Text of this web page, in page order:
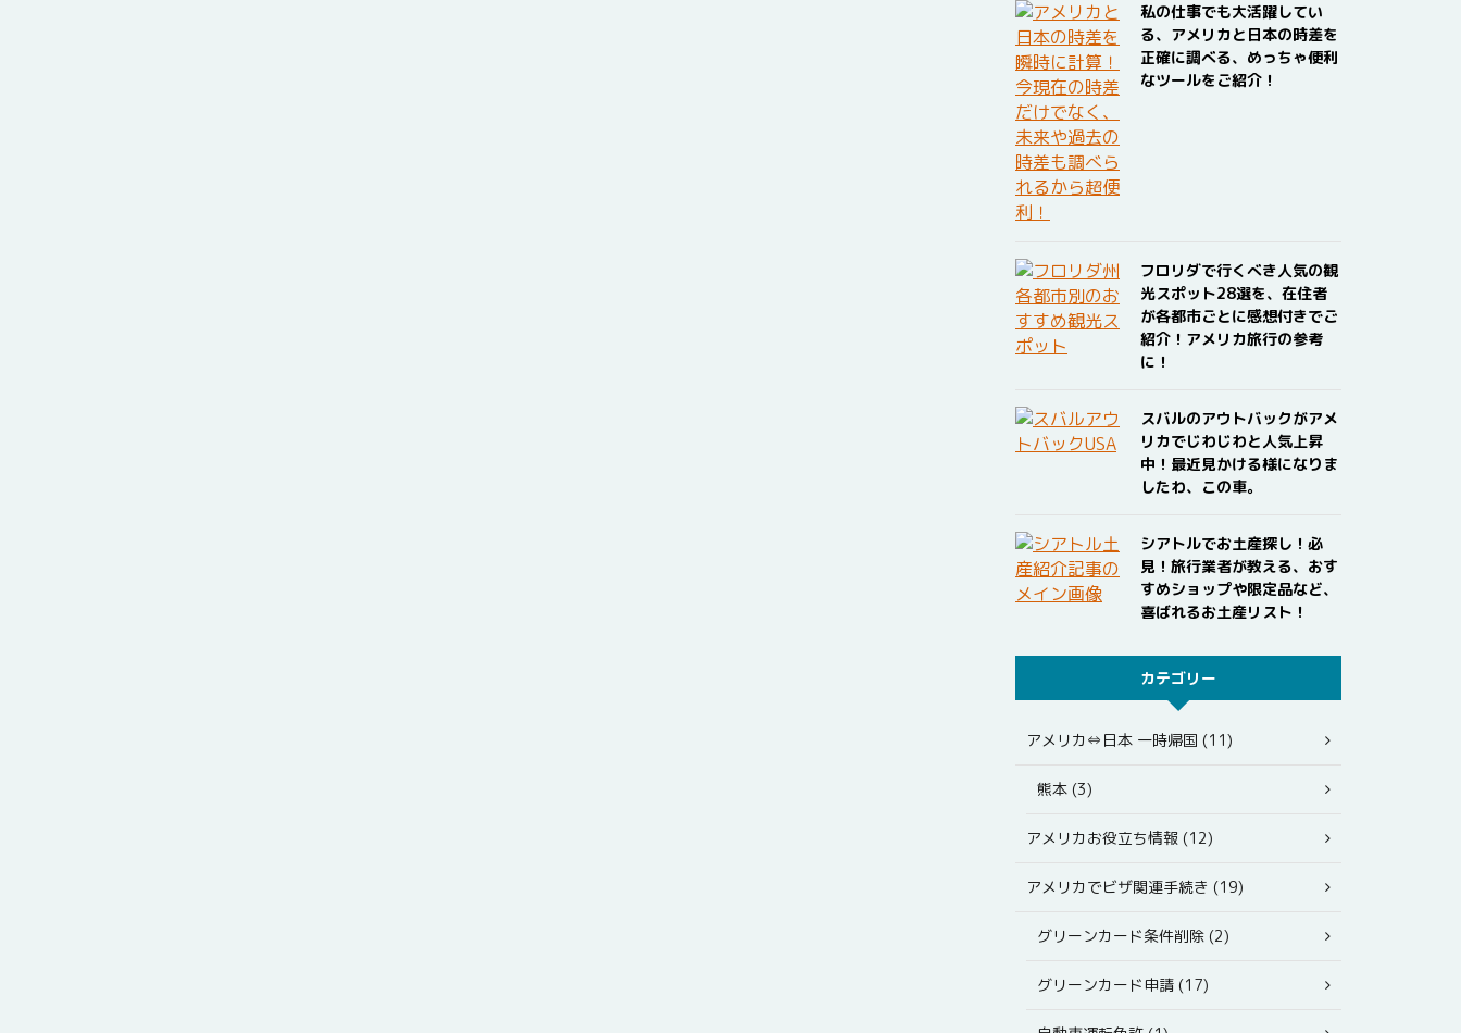
私の仕事でも大活躍してい
る、アメリカと日本の時差を
正確に調べる、めっちゃ便利
なツールをご紹介！
フロリダで行くべき人気の観
光スポット28選を、在住者
が各都市ごとに感想付きでご
紹介！アメリカ旅行の参考
に！
スバルのアウトバックがアメ
リカでじわじわと人気上昇
中！最近見かける様になりま
したわ、この車。
シアトルでお土産探し！必
見！旅行業者が教える、おす
すめショップや限定品など、
喜ばれるお土産リスト！
カテゴリー
アメリカ⇔日本 一時帰国 (11)
熊本 (3)
アメリカお役立ち情報 (12)
アメリカでビザ関連手続き (19)
グリーンカード条件削除 (2)
グリーンカード申請 (17)